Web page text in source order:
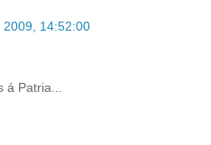
2009, 14:52:00
Patria...